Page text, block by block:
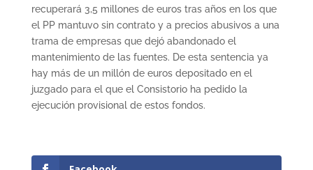
recuperará 3,5 millones de euros tras años en los que
el PP mantuvo sin contrato y a precios abusivos a una
trama de empresas que dejó abandonado el
mantenimiento de las fuentes. De esta sentencia ya
hay más de un millón de euros depositado en el
juzgado para el que el Consistorio ha pedido la
ejecución provisional de estos fondos.